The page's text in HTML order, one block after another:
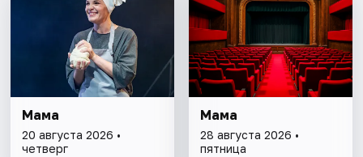
Мама
20 августа 2026 •
четверг
Мама
28 августа 2026 •
пятница